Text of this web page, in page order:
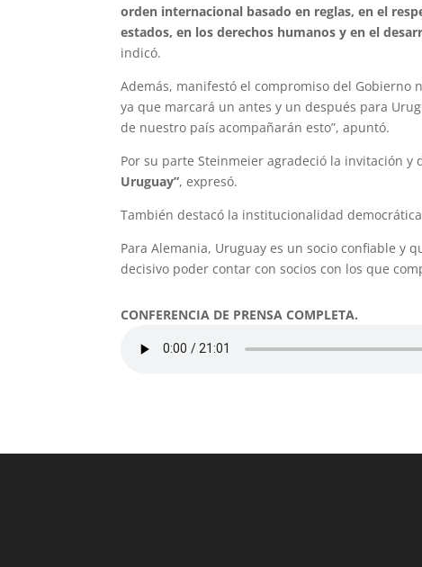
orden internacional basado en reglas, en el
estados, en los derechos humanos y en el
indicó.
Además, manifestó el compromiso del
ya que marcará un antes y un después para
de nuestro país acompañarán esto”, apuntó.
Por su parte Steinmeier agradeció la invitación y
Uruguay”, expresó.
También destacó la institucionalidad
Para Alemania, Uruguay es un socio confiable y
decisivo poder contar con socios con los que
CONFERENCIA DE PRENSA COMPLETA.